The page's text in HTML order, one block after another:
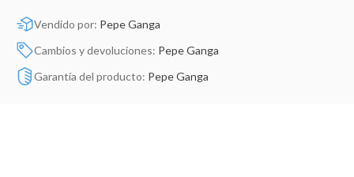
Vendido por: Pepe Ganga
Cambios y devoluciones: Pepe Ganga
Garantía del producto: Pepe Ganga